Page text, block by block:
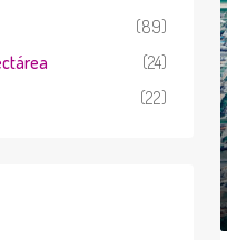
(89)
(24)
(22)